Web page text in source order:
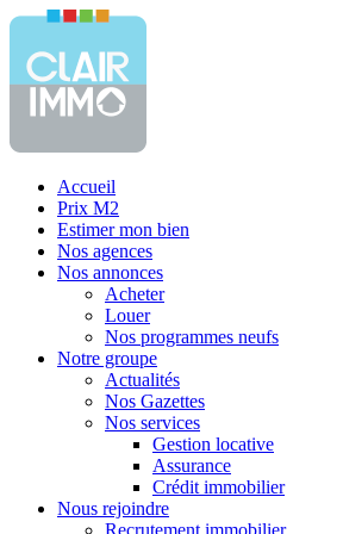
Accueil
Prix M2
Estimer mon bien
Nos agences
Nos annonces
Acheter
Louer
Nos programmes neufs
Notre groupe
Actualités
Nos Gazettes
Nos services
Gestion locative
Assurance
Crédit immobilier
Nous rejoindre
Recrutement immobilier